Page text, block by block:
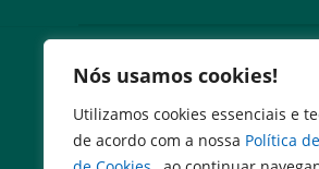
Nós usamos cookies!
Utilizamos cookies essenciais e
de acordo com a nossa Política
Expresso Goiás
Expresso Aplicações
Expresso Servidor